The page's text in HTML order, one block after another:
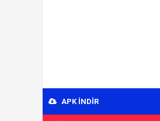
APK INDIR